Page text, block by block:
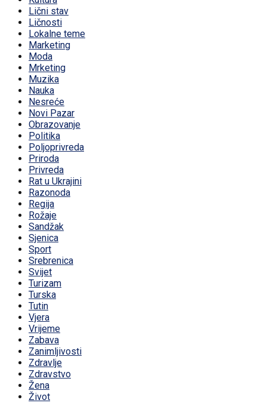
Lični stav
Ličnosti
Lokalne teme
Marketing
Moda
Mrketing
Muzika
Nauka
Nesreće
Novi Pazar
Obrazovanje
Politika
Poljoprivreda
Priroda
Privreda
Rat u Ukrajini
Razonoda
Regija
Rožaje
Sandžak
Sjenica
Sport
Srebrenica
Svijet
Turizam
Turska
Tutin
Vjera
Vrijeme
Zabava
Zanimljivosti
Zdravlje
Zdravstvo
Žena
Život